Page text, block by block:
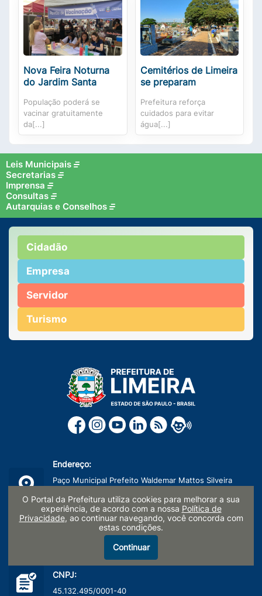
Nova Feira Noturna
do Jardim Santa
População poderá se
vacinar gratuitamente
da[...]
Cemitérios de Limeira
se preparam
Prefeitura reforça
cuidados para evitar
água[...]
Leis Municipais
Secretarias
Imprensa
Consultas
Autarquias e Conselhos
Cidadão
Empresa
Servidor
Turismo
Endereço:
Paço Municipal Prefeito Waldemar Mattos Silveira
Centro, Limeira/SP - CEP: 13481-900
CNPJ:
45.132.495/0001-40
O Portal da Prefeitura utiliza cookies para melhorar a sua
experiência, de acordo com a nossa Política de
Privacidade, ao continuar navegando, você concorda com
estas condições.
Continuar